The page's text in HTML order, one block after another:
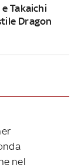
Takaichi
Dragon
nel